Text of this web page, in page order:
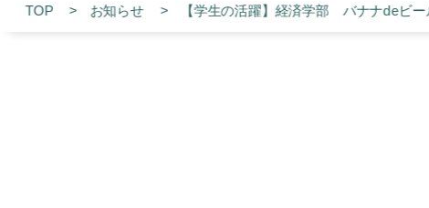
TOP お知らせ 【学生の活躍】経済学部 バナナdeビ